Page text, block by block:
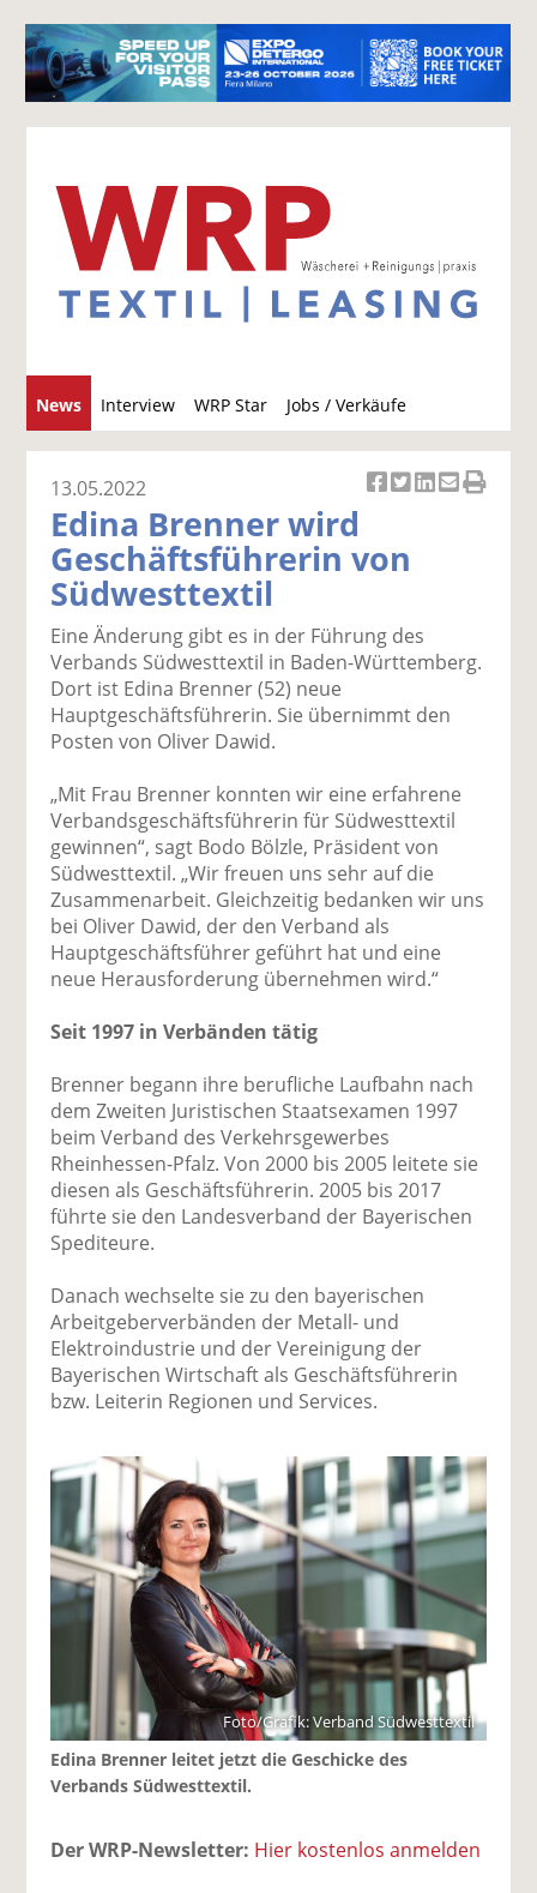
News Interview WRP Star Jobs / Verkäufe
u
c
k
uf
F
e
o
k
te
il
e
n
k
wi
tt
n
uf
Li
k
n
te
il
e
n
E
ai
er
se
e
ck
13.05.2022
Edina Brenner wird
Geschäftsführerin von
Südwesttextil
Eine Änderung gibt es in der Führung des
Verbands Südwesttextil in Baden-Württemberg.
Dort ist Edina Brenner (52) neue
Hauptgeschäftsführerin. Sie übernimmt den
Posten von Oliver Dawid.
„Mit Frau Brenner konnten wir eine erfahrene
Verbandsgeschäftsführerin für Südwesttextil
gewinnen“, sagt Bodo Bölzle, Präsident von
Südwesttextil. „Wir freuen uns sehr auf die
Zusammenarbeit. Gleichzeitig bedanken wir uns
bei Oliver Dawid, der den Verband als
Hauptgeschäftsführer geführt hat und eine
neue Herausforderung übernehmen wird.“
Seit 1997 in Verbänden tätig
Brenner begann ihre berufliche Laufbahn nach
dem Zweiten Juristischen Staatsexamen 1997
beim Verband des Verkehrsgewerbes
Rheinhessen-Pfalz. Von 2000 bis 2005 leitete sie
diesen als Geschäftsführerin. 2005 bis 2017
führte sie den Landesverband der Bayerischen
Spediteure.
Danach wechselte sie zu den bayerischen
Arbeitgeberverbänden der Metall- und
Elektroindustrie und der Vereinigung der
Bayerischen Wirtschaft als Geschäftsführerin
bzw. Leiterin Regionen und Services.
Foto/Grafik: Verband Südwesttextil
Edina Brenner leitet jetzt die Geschicke des
Verbands Südwesttextil.
Der WRP-Newsletter: Hier kostenlos anmelden